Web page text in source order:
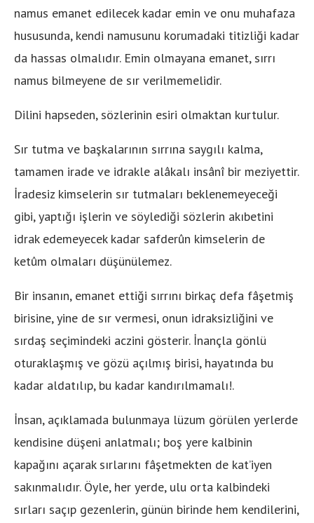
namus emanet edilecek kadar emin ve onu muhafaza
hususunda, kendi namusunu korumadaki titizliği kadar
da hassas olmalıdır. Emin olmayana emanet, sırrı
namus bilmeyene de sır verilmemelidir.
Dilini hapseden, sözlerinin esiri olmaktan kurtulur.
Sır tutma ve başkalarının sırrına saygılı kalma,
tamamen irade ve idrakle alâkalı insânî bir meziyettir.
İradesiz kimselerin sır tutmaları beklenemeyeceği
gibi, yaptığı işlerin ve söylediği sözlerin akıbetini
idrak edemeyecek kadar safderûn kimselerin de
ketûm olmaları düşünülemez.
Bir insanın, emanet ettiği sırrını birkaç defa fâşetmiş
birisine, yine de sır vermesi, onun idraksizliğini ve
sırdaş seçimindeki aczini gösterir. İnançla gönlü
oturaklaşmış ve gözü açılmış birisi, hayatında bu
kadar aldatılıp, bu kadar kandırılmamalı!.
İnsan, açıklamada bulunmaya lüzum görülen yerlerde
kendisine düşeni anlatmalı; boş yere kalbinin
kapağını açarak sırlarını fâşetmekten de kat’iyen
sakınmalıdır. Öyle, her yerde, ulu orta kalbindeki
sırları saçıp gezenlerin, günün birinde hem kendilerini,